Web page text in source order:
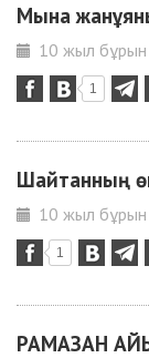
Мына
10 жыл бұрын
1
Шайтанның
10 жыл бұрын
1
РАМАЗАН